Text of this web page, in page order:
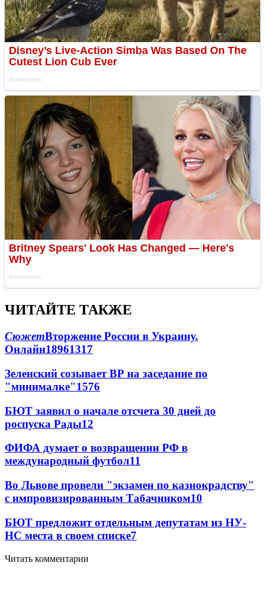
ЧИТАЙТЕ ТАКЖЕ
СюжетВторжение России в Украину.
Онлайн18961317
Зеленский созывает ВР на заседание по
"минималке"1576
БЮТ заявил о начале отсчета 30 дней до
роспуска Рады12
ФИФА думает о возвращении РФ в
международный футбол11
Во Львове провели "экзамен по казнокрадству"
с импровизированным Табачником10
БЮТ предложит отдельным депутатам из НУ-
НС места в своем списке7
Читать комментарии